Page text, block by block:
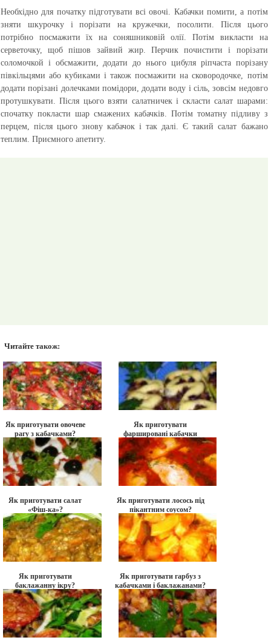
Необхідно для початку підготувати всі овочі. Кабачки помити, а потім
зняти шкурочку і порізати на кружечки, посолити. Після цього
потрібно посмажити їх на соняшниковій олії. Потім викласти на
серветочку, щоб пішов зайвий жир. Перчик почистити і порізати
соломочкой і обсмажити, додати до нього цибуля ріпчаста порізану
півкільцями або кубиками і також посмажити на сковородочке, потім
додати порізані долечками помідори, додати воду і сіль, зовсім недовго
протушкувати. Після цього взяти салатничек і скласти салат шарами:
спочатку покласти шар смажених кабачків. Потім томатну підливу з
перцем, після цього знову кабачок і так далі. Є такий салат бажано
теплим. Приємного апетиту.
Читайте також:
Як приготувати овочеве
рагу з кабачками?
Як приготувати
фаршировані кабачки
«Грибні човники»?
Як приготувати салат
«Фіш-ка»?
Як приготувати лосось під
пікантним соусом?
Як приготувати
баклажанну ікру?
Як приготувати гарбуз з
кабачками і баклажанами?